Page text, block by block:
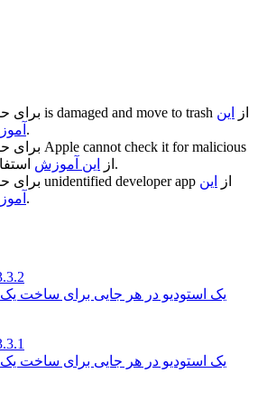
is damaged and move to trash از
این
استفاده کنید.
Apple cannot check it for malicious
از این آموزش
استفاده کنید.
unidentified developer app از
این
استفاده کنید.
یک استودیو در هر جایی برای ساخت
یک استودیو در هر جایی برای ساخت